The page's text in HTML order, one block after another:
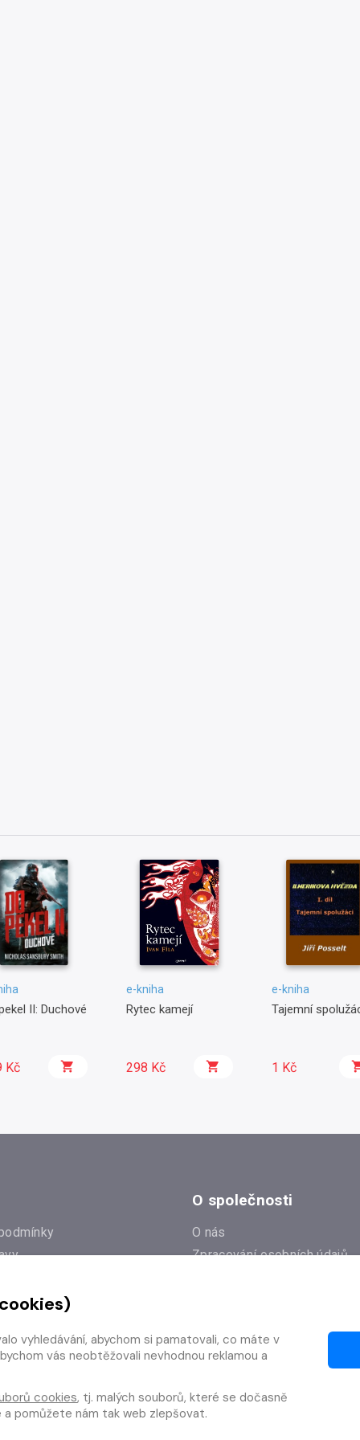
II: Duchové
Kč
e-kniha
Rytec kamejí
298 Kč
e-kniha
Tajemní
1 Kč
od smlouvy
O společnosti
O nás
Zpracování osobních údajů
vyhledávání, abychom si pamatovali, co máte v
vás neobtěžovali nevhodnou reklamou a
cookies, tj. malých souborů, které se dočasně
a pomůžete nám tak web zlepšovat.